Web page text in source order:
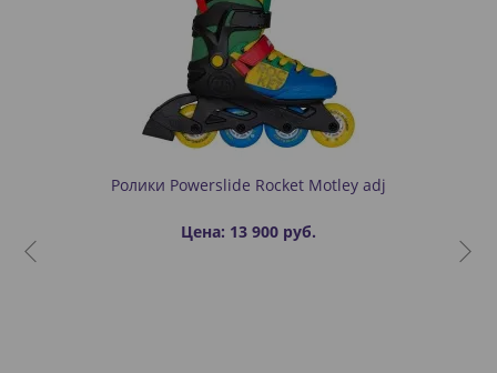
Ролики Powerslide Rocket Motley adj
Цена: 13 900 руб.